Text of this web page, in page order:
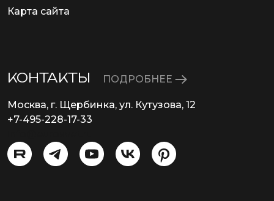
Карта сайта
КОНТАКТЫ ПОДРОБНЕЕ
Москва, г. Щербинка, ул. Кутузова, 12
+7-495-228-17-33